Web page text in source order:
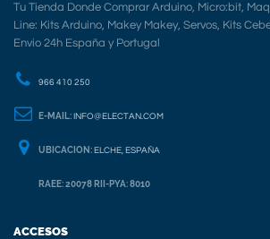
Tu Tienda Donde Comprar Arduino, Micro:bit,
Line: Kits Arduino, Makey Makey, Servos, Kits
Envio 24h España y Portugal
966 410 250
E-MAIL: INFO@ELECTAN.COM
UBICACION: ELCHE, ESPAÑA
RAEE: 20078 RII-PYA: 8010
ACCESOS